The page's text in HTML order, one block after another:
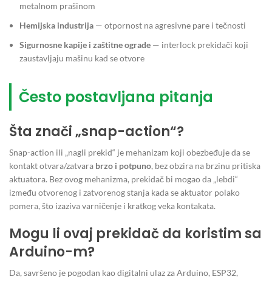
metalnom prašinom
Hemijska industrija — otpornost na agresivne pare i tečnosti
Sigurnosne kapije i zaštitne ograde — interlock prekidači koji
zaustavljaju mašinu kad se otvore
Često postavljana pitanja
Šta znači „snap-action“?
Snap-action ili „nagli prekid“ je mehanizam koji obezbeđuje da se
kontakt otvara/zatvara brzo i potpuno, bez obzira na brzinu pritiska
aktuatora. Bez ovog mehanizma, prekidač bi mogao da „lebdi“
između otvorenog i zatvorenog stanja kada se aktuator polako
pomera, što izaziva varničenje i kratkog veka kontakata.
Mogu li ovaj prekidač da koristim sa
Arduino-m?
Da, savršeno je pogodan kao digitalni ulaz za Arduino, ESP32,